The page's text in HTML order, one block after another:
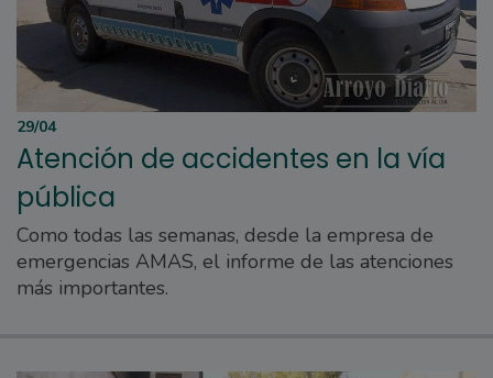
29/04
Atención de accidentes en la vía
pública
Como todas las semanas, desde la empresa de
emergencias AMAS, el informe de las atenciones
más importantes.